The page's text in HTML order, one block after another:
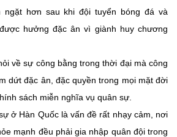
ngặt hơn sau khi đội tuyển bóng đá và
hưởng đặc ân vì giành huy chương
về sự công bằng trong thời đại mà công
dứt đặc ân, đặc quyền trong mọi mặt đời
sách miễn nghĩa vụ quân sự.
ở Hàn Quốc là vấn đề rất nhạy cảm, nơi
mạnh đều phải gia nhập quân đội trong